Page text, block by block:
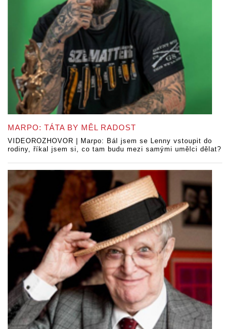
MARPO: TÁTA BY MĚL RADOST
VIDEOROZHOVOR | Marpo: Bál jsem se Lenny vstoupit do
rodiny, říkal jsem si, co tam budu mezi samými umělci dělat?